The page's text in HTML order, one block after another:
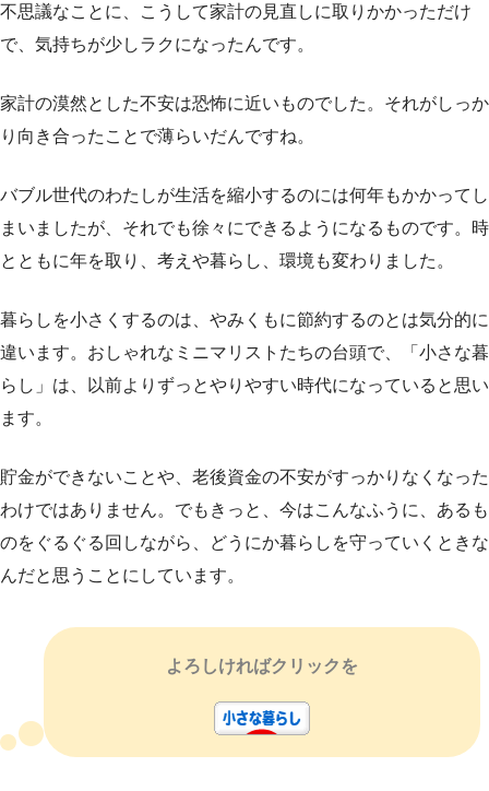
不思議なことに、こうして家計の見直しに取りかかっただけ
で、気持ちが少しラクになったんです。
家計の漠然とした不安は恐怖に近いものでした。それがしっか
り向き合ったことで薄らいだんですね。
バブル世代のわたしが生活を縮小するのには何年もかかってし
まいましたが、それでも徐々にできるようになるものです。時
とともに年を取り、考えや暮らし、環境も変わりました。
暮らしを小さくするのは、やみくもに節約するのとは気分的に
違います。おしゃれなミニマリストたちの台頭で、「小さな暮
らし」は、以前よりずっとやりやすい時代になっていると思い
ます。
貯金ができないことや、老後資金の不安がすっかりなくなった
わけではありません。でもきっと、今はこんなふうに、あるも
のをぐるぐる回しながら、どうにか暮らしを守っていくときな
んだと思うことにしています。
よろしければクリックを